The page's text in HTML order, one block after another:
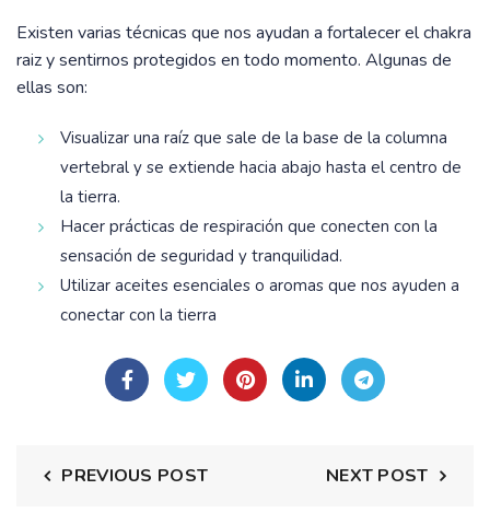
Existen varias técnicas que nos ayudan a fortalecer el chakra
raiz y sentirnos protegidos en todo momento. Algunas de
ellas son:
Visualizar una raíz que sale de la base de la columna
vertebral y se extiende hacia abajo hasta el centro de
la tierra.
Hacer prácticas de respiración que conecten con la
sensación de seguridad y tranquilidad.
Utilizar aceites esenciales o aromas que nos ayuden a
conectar con la tierra
PREVIOUS POST NEXT POST